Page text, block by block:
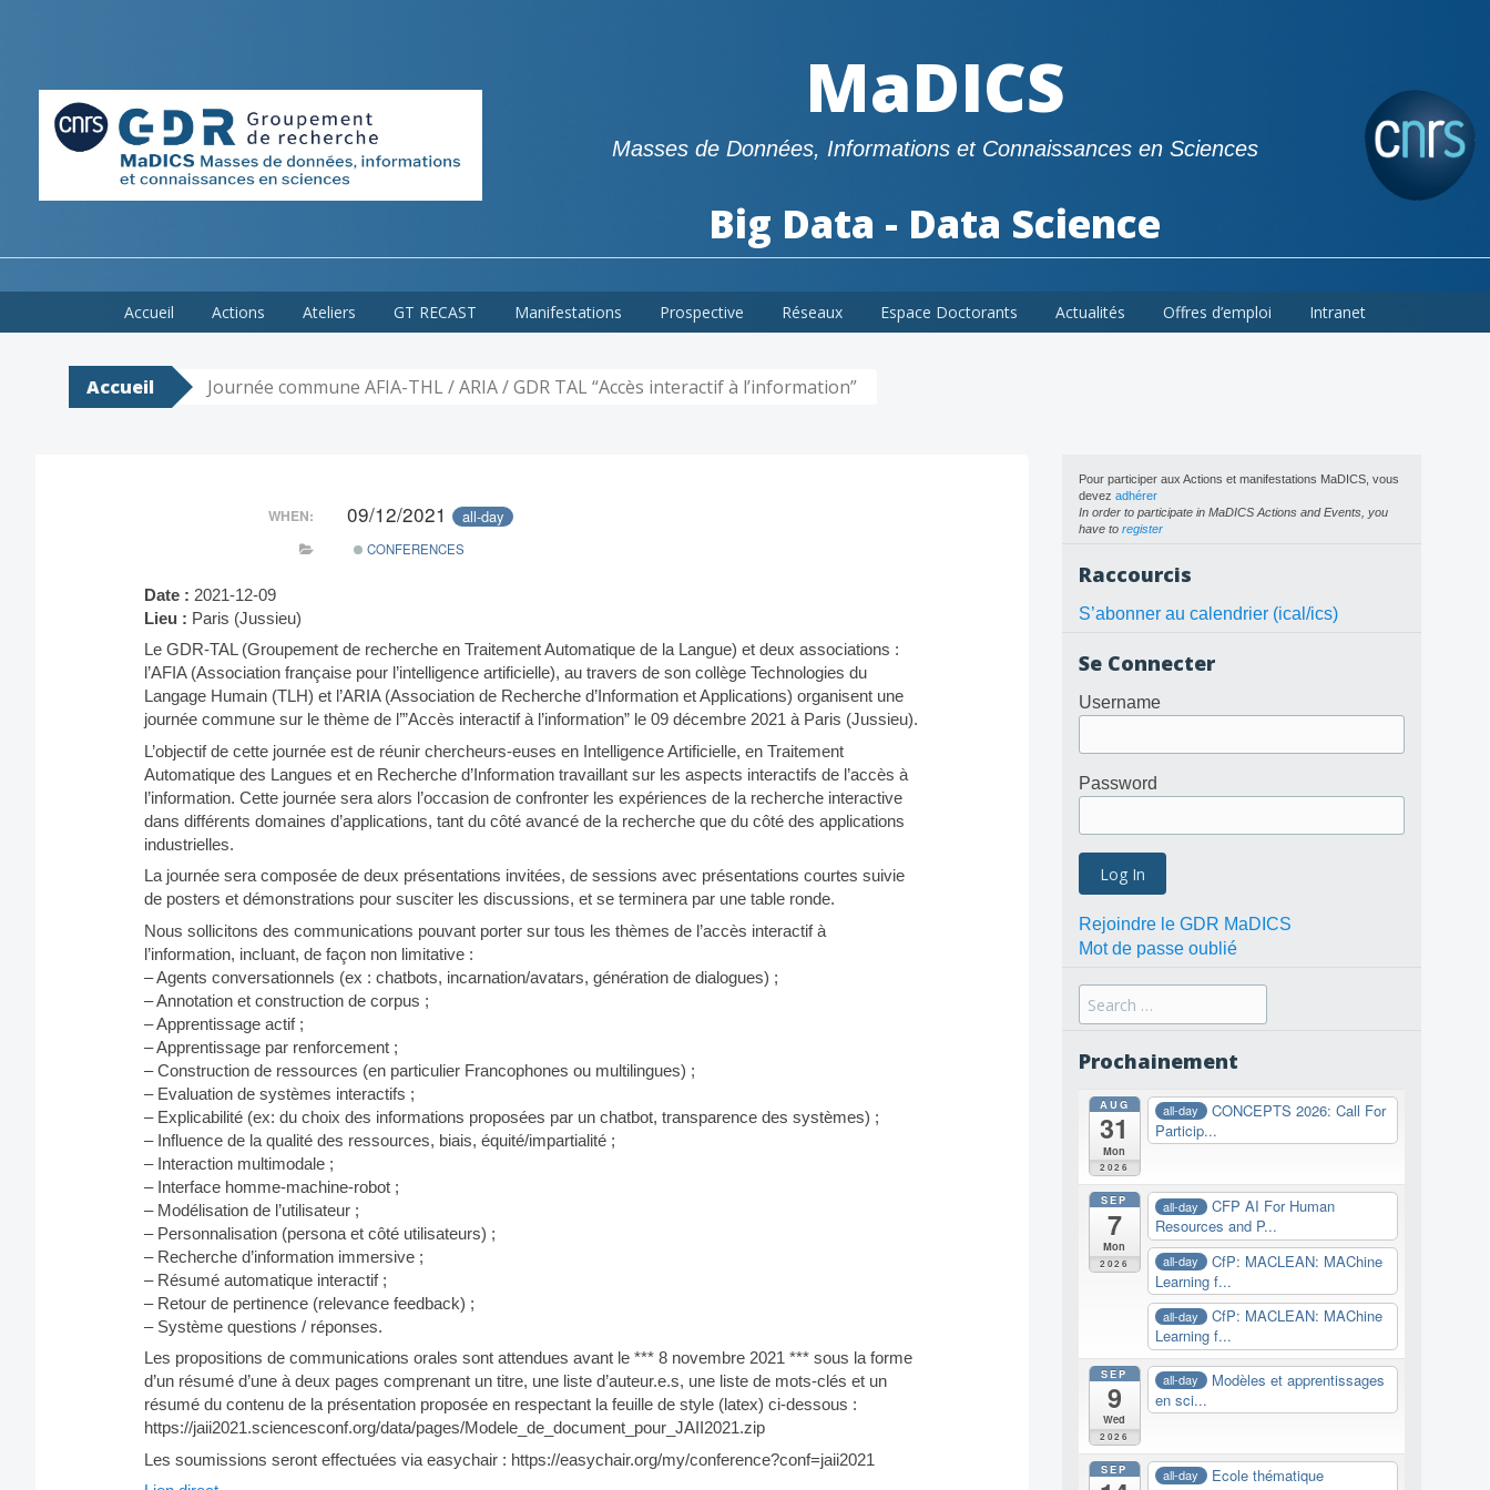
MaDICS
Masses de Données, Informations et Connaissances en Sciences
Big Data - Data Science
to
Accueil Actions Ateliers GT RECAST Manifestations Prospective Réseaux Espace Doctorants Actualités Offres d’emploi Intranet
Accueil Journée commune AFIA-THL / ARIA / GDR TAL “Accès interactif à l’information”
WHEN: 09/12/2021 all-day
CONFERENCES
Date : 2021-12-09
Lieu : Paris (Jussieu)
Le GDR-TAL (Groupement de recherche en Traitement Automatique de la Langue) et deux associations :
l’AFIA (Association française pour l’intelligence artificielle), au travers de son collège Technologies du
Langage Humain (TLH) et l’ARIA (Association de Recherche d’Information et Applications) organisent une
journée commune sur le thème de l’”Accès interactif à l’information” le 09 décembre 2021 à Paris (Jussieu).
L’objectif de cette journée est de réunir chercheurs-euses en Intelligence Artificielle, en Traitement
Automatique des Langues et en Recherche d’Information travaillant sur les aspects interactifs de l’accès à
l’information. Cette journée sera alors l’occasion de confronter les expériences de la recherche interactive
dans différents domaines d’applications, tant du côté avancé de la recherche que du côté des applications
industrielles.
La journée sera composée de deux présentations invitées, de sessions avec présentations courtes suivie
de posters et démonstrations pour susciter les discussions, et se terminera par une table ronde.
Nous sollicitons des communications pouvant porter sur tous les thèmes de l’accès interactif à
l’information, incluant, de façon non limitative :
– Agents conversationnels (ex : chatbots, incarnation/avatars, génération de dialogues) ;
– Annotation et construction de corpus ;
– Apprentissage actif ;
– Apprentissage par renforcement ;
– Construction de ressources (en particulier Francophones ou multilingues) ;
– Evaluation de systèmes interactifs ;
– Explicabilité (ex: du choix des informations proposées par un chatbot, transparence des systèmes) ;
– Influence de la qualité des ressources, biais, équité/impartialité ;
– Interaction multimodale ;
– Interface homme-machine-robot ;
– Modélisation de l’utilisateur ;
– Personnalisation (persona et côté utilisateurs) ;
– Recherche d’information immersive ;
– Résumé automatique interactif ;
– Retour de pertinence (relevance feedback) ;
– Système questions / réponses.
Les propositions de communications orales sont attendues avant le *** 8 novembre 2021 *** sous la forme
d’un résumé d’une à deux pages comprenant un titre, une liste d’auteur.e.s, une liste de mots-clés et un
résumé du contenu de la présentation proposée en respectant la feuille de style (latex) ci-dessous :
https://jaii2021.sciencesconf.org/data/pages/Modele_de_document_pour_JAII2021.zip
Les soumissions seront effectuées via easychair : https://easychair.org/my/conference?conf=jaii2021
Pour participer aux Actions et manifestations MaDICS, vous
devez adhérer
In order to participate in MaDICS Actions and Events, you
have to register
Raccourcis
S’abonner au calendrier (ical/ics)
Se Connecter
Username
Password
Rejoindre le GDR MaDICS
Mot de passe oublié
Search
for:
Prochainement
AUG
31
Mon
2026
all-day
CONCEPTS 2026: Call For
Particip...
SEP
7
Mon
2026
all-day
CFP AI For Human
Resources and P...
all-day
CfP: MACLEAN: MAChine
Learning f...
all-day
CfP: MACLEAN: MAChine
Learning f...
SEP
9
Wed
2026
all-day
Modèles et apprentissages
en sci...
SEP all-day
Ecole thématique